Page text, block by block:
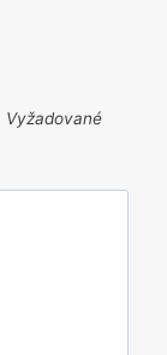
Vyžadované